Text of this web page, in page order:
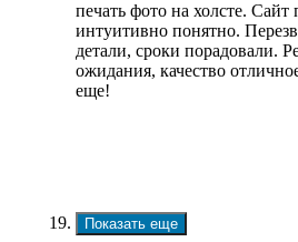
печать фото на холсте. Сайт
интуитивно понятно.
детали, сроки порадовали.
ожидания, качество
еще!
Показать еще